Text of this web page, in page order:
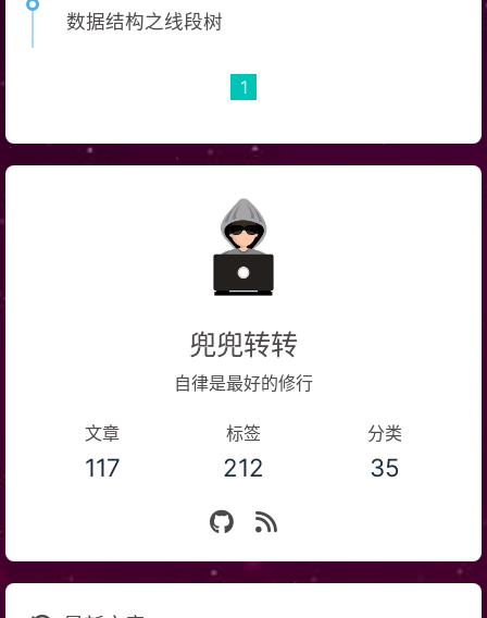
数据结构之线段树
1
兜兜转转
自律是最好的修行
文章
117
标签
212
分类
35